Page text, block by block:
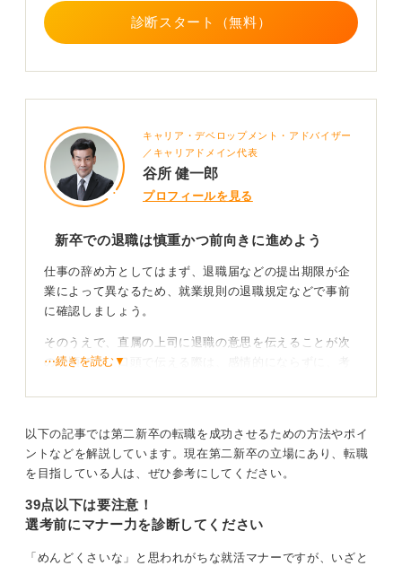
う。
まずは、1〜3カ月前に直属の上司に伝えます。法律上は
上長への退職相談後は、概ね指示があるので、それに従
う形で差支えないと思います。
なお、新卒で退職することによる今後のキャリアへの影
響は、やはり大きいといわざるを得ません。なぜなら、
して認識されかねないからです。
それを回避するには、転職の際にネガティブな退職理由
を述べないことです。面接では、「新たなチャレンジを
したい」「そのために、早めの方向転換をしようと思い
転職に踏み切った」とポジティブな志望動機を伝えるよ
うにしましょう。
職を目指してみてください。
1
診断スタート（無料）
キャリア・デベロップメント・アドバイザー
／キャリアドメイン代表
谷所 健一郎
プロフィールを見る
新卒での退職は慎重かつ前向きに進めよう
仕事の辞め方としてはまず、退職届などの提出期限が企
業によって異なるため、就業規則の退職規定などで事前
に確認しましょう。
そのうえで、直属の上司に退職の意思を伝えることが次
の手順です。口頭で伝える際は、感情的にならずに、考
など、会社批判にならないような退職理由を伝えるよう
退職の意思を伝えるまでは慎重に検討すべきですが、引
き止められても原則として退職の意思を貫くべきです。
職務の引継ぎ期間を考慮して、余裕を持って退職を申し
⋯続きを読む▼
以下の記事では第二新卒の転職を成功させるための方法やポイ
ントなどを解説しています。現在第二新卒の立場にあり、転職
を目指している人は、ぜひ参考にしてください。
39点以下は要注意！
選考前にマナー力を診断してください
「めんどくさいな」と思われがちな就活マナーですが、いざと